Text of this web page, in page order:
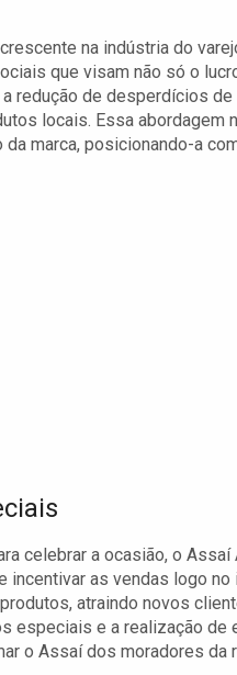
na indústria do
que visam não só o
redução de desperdícios
locais. Essa abordagem
marca, posicionando-a
celebrar a ocasião, o
as vendas logo no
atraindo novos
especiais e a realização de
o Assaí dos moradores da